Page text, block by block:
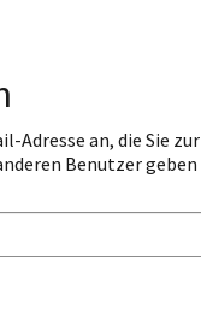
Adresse an, die Sie zur
Benutzer geben